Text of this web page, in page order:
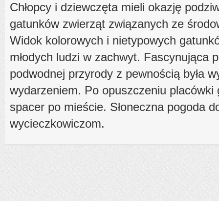
Chłopcy i dziewczęta mieli okazję
gatunków zwierząt związanych ze
Widok kolorowych i nietypowych
młodych ludzi w zachwyt. Fascynująca
podwodnej przyrody z pewnością była
wydarzeniem. Po opuszczeniu placówki
spacer po mieście. Słoneczna pogoda
wycieczkowiczom.